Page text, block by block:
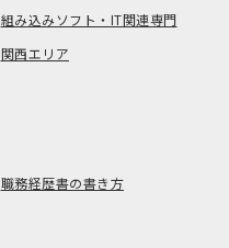
組み込みソフト・IT関連専門
関西エリア
職務経歴書の書き方